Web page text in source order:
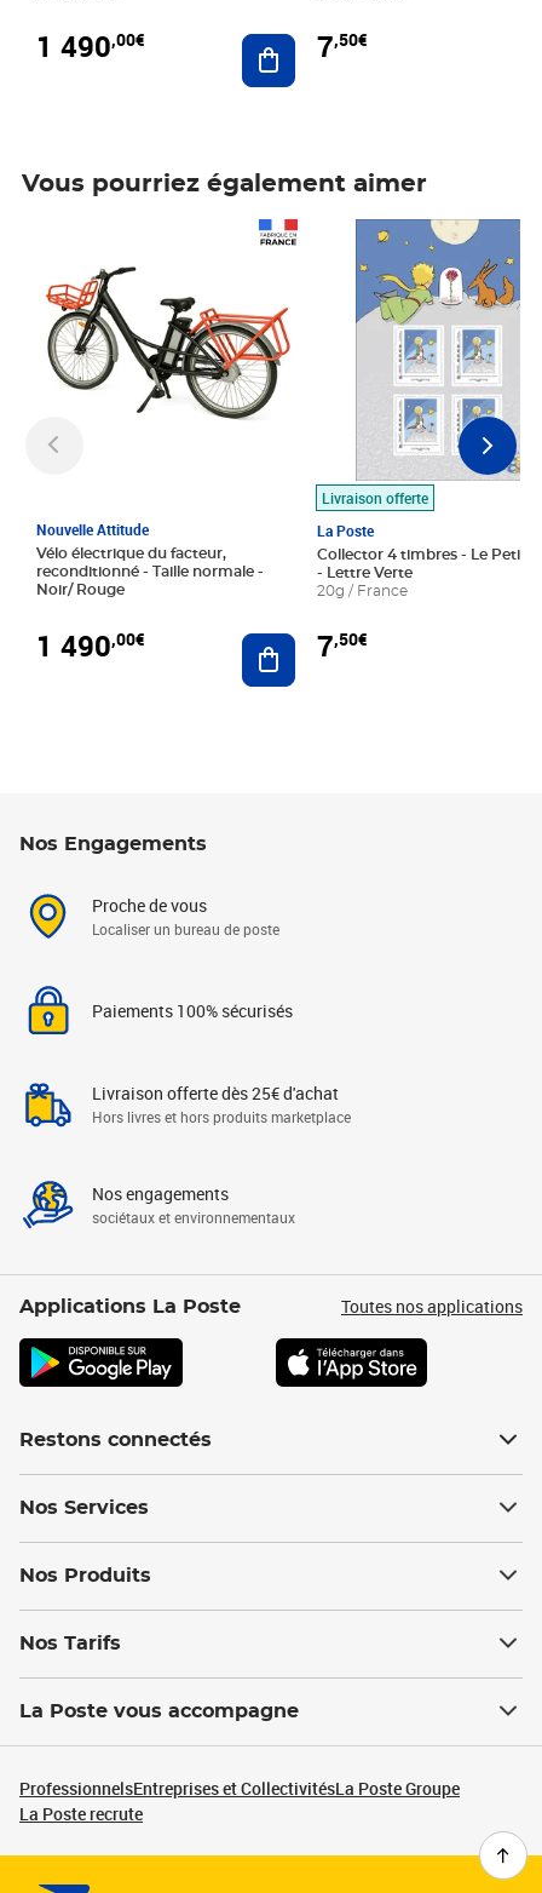
1 490,00€ Ajouter au panier
7,50€
Vous pourriez également aimer
Nouvelle Attitude
Vélo électrique du facteur,
reconditionné - Taille normale -
Noir/ Rouge
1 490,00€ Ajouter au panier
Livraison offerte
La Poste
Collector 4 timbres - Le Petit
- Lettre Verte
20g / France
7,50€
Prix 7,50€
Nos Engagements
Proche de vous
Localiser un bureau de poste
Paiements 100% sécurisés
Livraison offerte dès 25€ d'achat
Hors livres et hors produits marketplace
Nos engagements
sociétaux et environnementaux
Applications La Poste Toutes nos applications
Restons connectés
Nos Services
Nos Produits
Nos Tarifs
La Poste vous accompagne
ProfessionnelsEntreprises et CollectivitésLa Poste Groupe
La Poste recrute